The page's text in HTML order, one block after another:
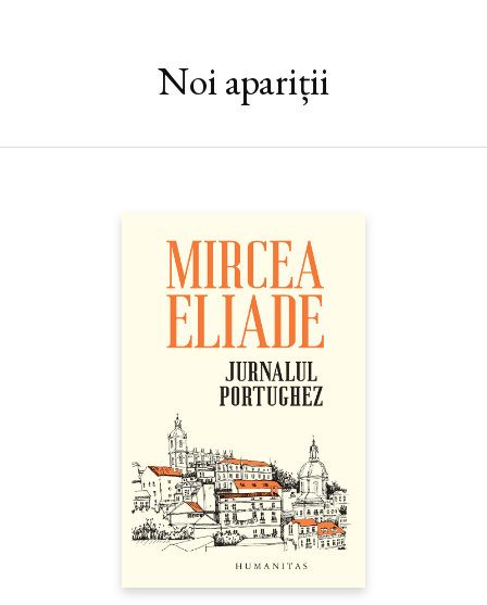
să înțeleagă figura cea mai persistentă și mai adaptabilă din
istoria Occidentului. Mai mult, Anticristul este o invitație la
reflecție asupra modului în care așteptarea Răului suprem,
subiect.“ — JOHN SAXBEE,
Church Times
Noi apariții